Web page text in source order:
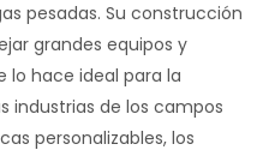
pesadas. Su construcción
grandes equipos y
lo hace ideal para la
industrias de los campos
personalizables, los